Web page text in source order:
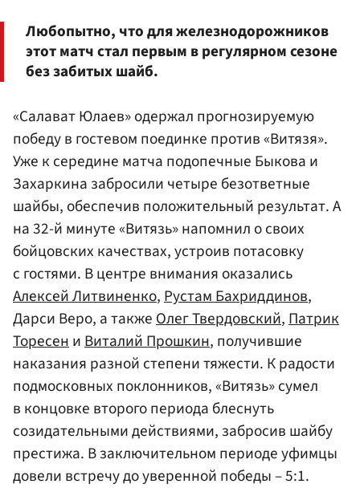
Любопытно, что для железнодорожников
этот матч стал первым в регулярном сезоне
без забитых шайб.
«Салават Юлаев» одержал прогнозируемую
победу в гостевом поединке против «Витязя».
Уже к середине матча подопечные Быкова и
Захаркина забросили четыре безответные
шайбы, обеспечив положительный результат. А
на 32-й минуте «Витязь» напомнил о своих
бойцовских качествах, устроив потасовку
с гостями. В центре внимания оказались
Алексей Литвиненко,Рустам Бахриддинов,
Дарси Веро, а такжеОлег Твердовский,Патрик
ТоресениВиталий Прошкин, получившие
наказания разной степени тяжести. К радости
подмосковных поклонников, «Витязь» сумел
в концовке второго периода блеснуть
созидательными действиями, забросив шайбу
престижа. В заключительном периоде уфимцы
довели встречу до уверенной победы – 5:1.